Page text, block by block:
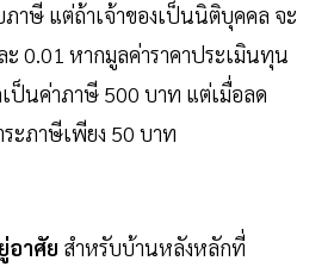
ภาษี แต่ถ้าเจ้าของเป็นนิติบุคคล จะ
ะ 0.01 หากมูลค่าราคาประเมินทุน
ป็นค่าภาษี 500 บาท แต่เมื่อลด
ะภาษีเพียง 50 บาท
อาศัย สำหรับบ้านหลังหลักที่